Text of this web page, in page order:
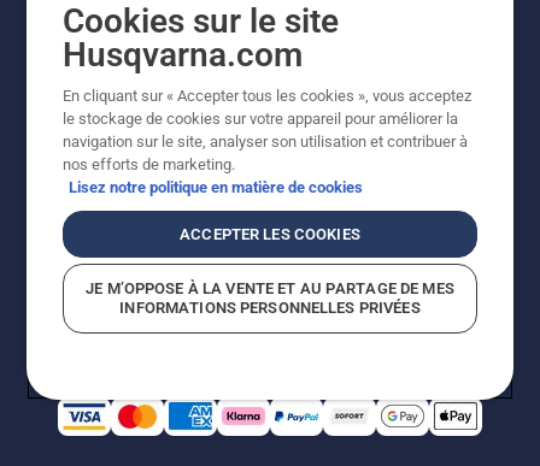
© Husqvarna AB (publ). Tous droits réservés. Les prix
indiqués sont à titre indicatif de Husqvarna Schweiz AG
aux revendeurs participants, prix en CHF, TVA 8,1 % et
TAR incluses. Sous réserve de modification. Tous les
prix indiqués sont des prix de vente recommandés (TVA
incluse), sauf si le produit est disponible pour un achat
Politique relative aux cookiesConditions d'utilisation
Avis de confidentialitéImpressionCGVL Shop en ligne
Signalement de violations présumées
Cookies sur le site
Husqvarna.com
En cliquant sur « Accepter tous les cookies », vous acceptez
le stockage de cookies sur votre appareil pour améliorer la
navigation sur le site, analyser son utilisation et contribuer à
nos efforts de marketing.
Lisez notre politique en matière de cookies
ACCEPTER LES COOKIES
JE M’OPPOSE À LA VENTE ET AU PARTAGE DE MES
INFORMATIONS PERSONNELLES PRIVÉES